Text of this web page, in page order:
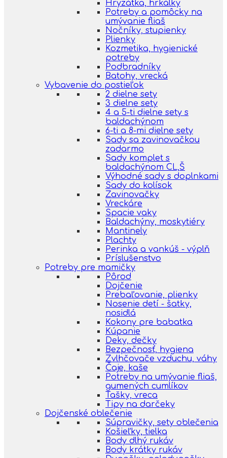
Hryzátka, hrkálky
Potreby a pomôcky na
umývanie fliaš
Nočníky, stupienky
Plienky
Kozmetika, hygienické
potreby
Podbradníky
Batohy, vrecká
Vybavenie do postieľok
2 dielne sety
3 dielne sety
4 a 5-ti dielne sety s
baldachýnom
6-ti a 8-mi dielne sety
Sady sa zavinovačkou
zadarmo
Sady komplet s
baldachýnom CL,Š
Výhodné sady s doplnkami
Sady do kolísok
Zavinovačky
Vreckáre
Spacie vaky
Baldachýny, moskytiéry
Mantinely
Plachty
Perinka a vankúš - výplň
Príslušenstvo
Potreby pre mamičky
Pôrod
Dojčenie
Prebaľovanie, plienky
Nosenie detí - šatky,
nosidlá
Kokony pre babatka
Kúpanie
Deky, dečky
Bezpečnosť, hygiena
Zvlhčovače vzduchu, váhy
Čaje, kaše
Potreby na umývanie fliaš,
gumených cumlíkov
Tašky, vreca
Tipy na darčeky
Dojčenské oblečenie
Súpravičky, sety oblečenia
Košieľky, tielka
Body dlhý rukáv
Body krátky rukáv